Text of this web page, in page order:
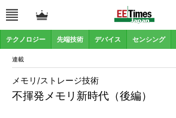
テクノロジー 先端技術 デバイス センシング
連載
不揮発メモリ新時代（後編）
メモリ/ストレージ技術